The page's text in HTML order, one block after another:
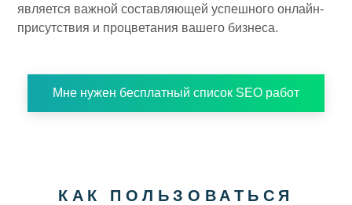
является важной составляющей успешного онлайн-
присутствия и процветания вашего бизнеса.
Мне нужен бесплатный список SEO работ
КАК ПОЛЬЗОВАТЬСЯ